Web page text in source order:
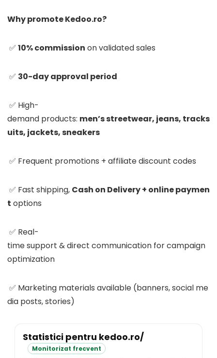
Why promote Kedoo.ro?
✅ 10% commission on validated sales
✅ 30-day approval period
✅ High-
demand products: men’s streetwear, jeans, tracks
uits, jackets, sneakers
✅ Frequent promotions + affiliate discount codes
✅ Fast shipping, Cash on Delivery + online paymen
t options
✅ Real-
time support & direct communication for campaign
optimization
✅ Marketing materials available (banners, social me
dia posts, stories)
Statistici pentru kedoo.ro/
Monitorizat frecvent